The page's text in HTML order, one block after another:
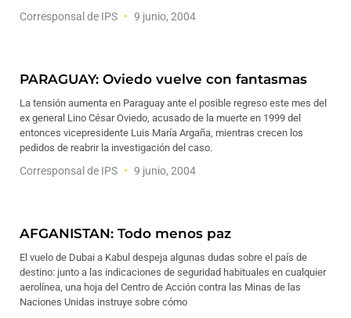
Corresponsal de IPS 9 junio, 2004
PARAGUAY: Oviedo vuelve con fantasmas
La tensión aumenta en Paraguay ante el posible regreso este mes del
ex general Lino César Oviedo, acusado de la muerte en 1999 del
entonces vicepresidente Luis María Argaña, mientras crecen los
pedidos de reabrir la investigación del caso.
Corresponsal de IPS 9 junio, 2004
AFGANISTAN: Todo menos paz
El vuelo de Dubai a Kabul despeja algunas dudas sobre el país de
destino: junto a las indicaciones de seguridad habituales en cualquier
aerolínea, una hoja del Centro de Acción contra las Minas de las
Naciones Unidas instruye sobre cómo